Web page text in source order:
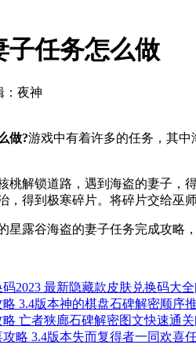
子任务怎么做
：夜神
做?游戏中有着许多的任务，其
解锁道路，遇到海盗的妻子，得
，得到极寒碎片。将碎片交给巫
露谷海盗的妻子任务完成攻略，
2023 最新隐藏款皮肤兑换码大
3.4版本神的棋盘石碑解密顺序
亡者狭廊石碑解密图文快速通
略 3.4版本失而复得者一同欢喜